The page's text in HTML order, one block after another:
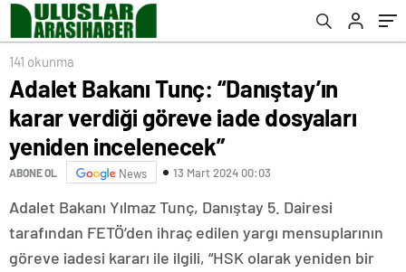
incelenecek”
141 okunma
Adalet Bakanı Tunç: “Danıştay’ın
karar verdiği göreve iade dosyaları
yeniden incelenecek”
ABONE OL News 13 Mart 2024 00:03
Adalet Bakanı Yılmaz Tunç, Danıştay 5. Dairesi
tarafından FETÖ’den ihraç edilen yargı mensuplarının
göreve iadesi kararı ile ilgili, “HSK olarak yeniden bir